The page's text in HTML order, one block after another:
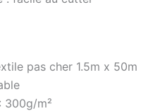
pas cher 1.5m x
300g/m²